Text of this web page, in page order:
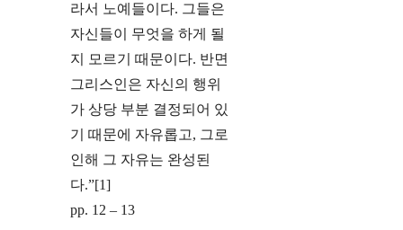
라서 노예들이다. 그들은
자신들이 무엇을 하게 될
지 모르기 때문이다. 반면
그리스인은 자신의 행위
가 상당 부분 결정되어 있
기 때문에 자유롭고, 그로
인해 그 자유는 완성된
다.”[1]
pp. 12 – 13